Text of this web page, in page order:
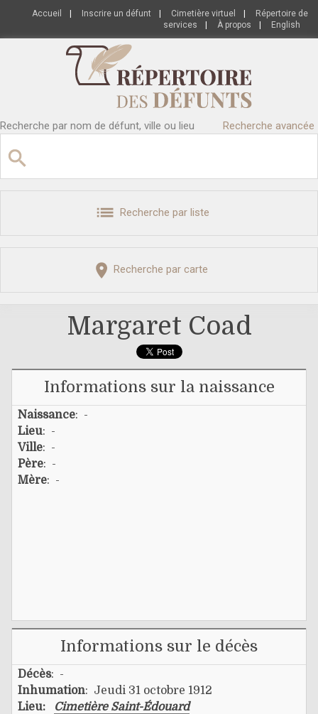
Accueil Inscrire un défunt Cimetière virtuel
Répertoire de
services
À propos English
Recherche par nom de défunt, ville ou lieu Recherche avancée
Recherche par liste
Recherche par carte
Margaret Coad
Informations sur la naissance
Naissance: -
Lieu: -
Ville: -
Père: -
Mère: -
Informations sur le décès
Décès: -
Inhumation: Jeudi 31 octobre 1912
Lieu:
Cimetière Saint-Édouard